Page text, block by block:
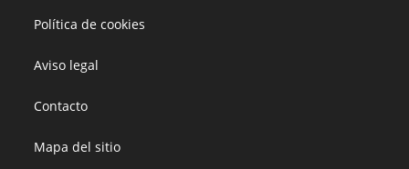
Política de cookies
Aviso legal
Contacto
Mapa del sitio